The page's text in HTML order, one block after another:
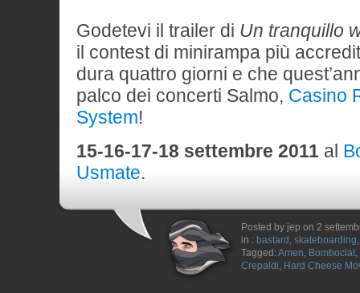
Godetevi il trailer di Un tranquillo
il contest di minirampa più
dura quattro giorni e che
palco dei concerti Salmo, Casino
System!
15-16-17-18 settembre 2011 al
Usmate.
Posted by jep on 2
in : bastard , skateboarding
Tagged: Amen, Bomboclat,
Crepaldi, Hard Cheese